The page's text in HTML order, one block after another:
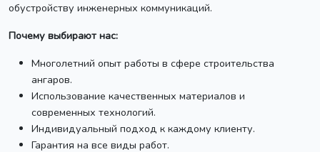
обустройству инженерных коммуникаций.
Почему выбирают нас:
Многолетний опыт работы в сфере строительства
ангаров.
Использование качественных материалов и
современных технологий.
Индивидуальный подход к каждому клиенту.
Гарантия на все виды работ.